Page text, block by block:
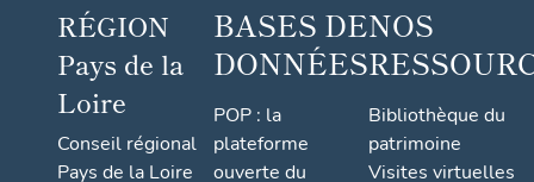
RÉGION
Pays de la
Loire
Conseil régional
Pays de la Loire
BASES DE
DONNÉES
POP : la
plateforme
ouverte du
NOS
Bibliothèque du
patrimoine
Visites virtuelles